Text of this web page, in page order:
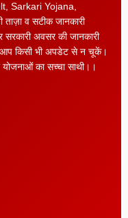
Sarkari Yojana,
व सटीक जानकारी
सरकारी अवसर की जानकारी
आप किसी भी अपडेट से न चूकें।
का सच्चा साथी।।